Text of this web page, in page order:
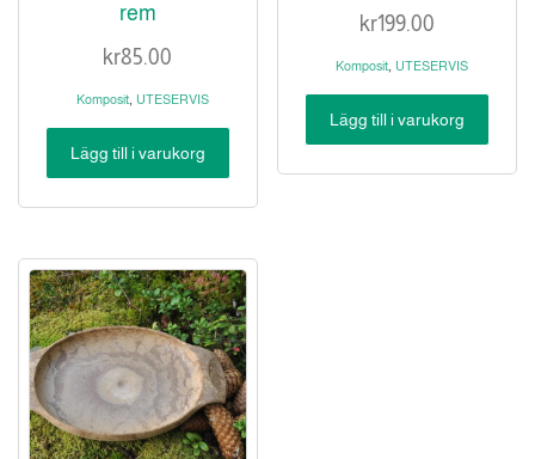
rem
kr85.00
Komposit, UTESERVIS
Lägg till i varukorg
kr199.00
Komposit UTESERVIS
Lägg till i varukorg